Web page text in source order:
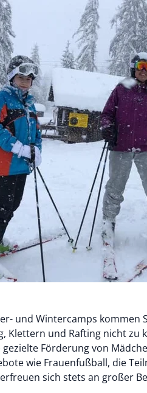
und Wintercamps kommen
Klettern und Rafting nicht zu
Förderung von
wie Frauenfußball, die
sich stets an großer